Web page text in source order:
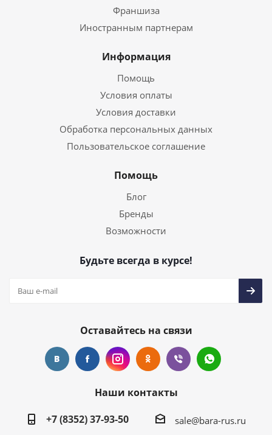
Франшиза
Иностранным партнерам
Информация
Помощь
Условия оплаты
Условия доставки
Обработка персональных данных
Пользовательское соглашение
Помощь
Блог
Бренды
Возможности
Будьте всегда в курсе!
Оставайтесь на связи
Наши контакты
+7 (8352) 37-93-50
sale@bara-rus.ru